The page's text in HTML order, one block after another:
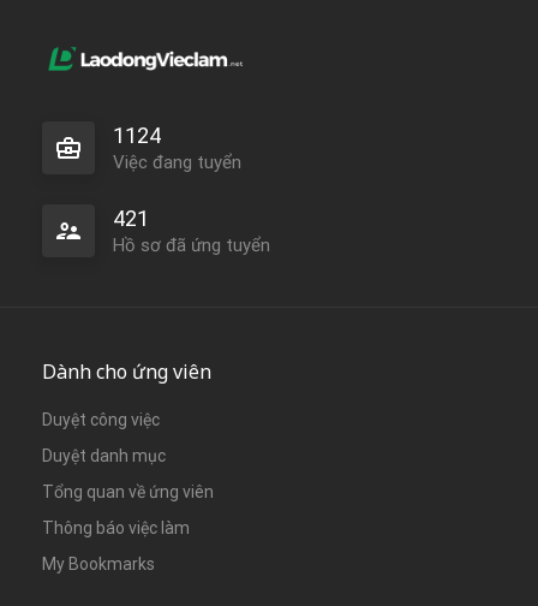
1124
Việc đang tuyển
421
Hồ sơ đã ứng tuyển
Dành cho ứng viên
Duyệt công việc
Duyệt danh mục
Tổng quan về ứng viên
Thông báo việc làm
My Bookmarks